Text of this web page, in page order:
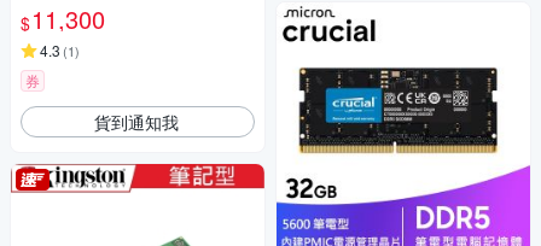
$11,300
4.3 (1)
券
貨到通知我